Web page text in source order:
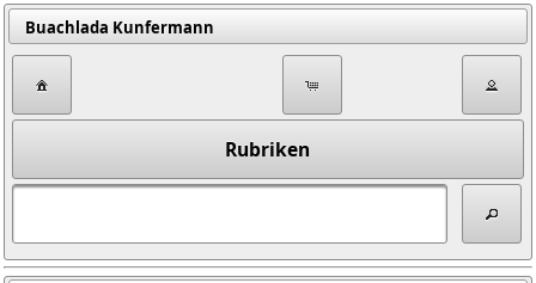
Buachlada Kunfermann
Rubriken